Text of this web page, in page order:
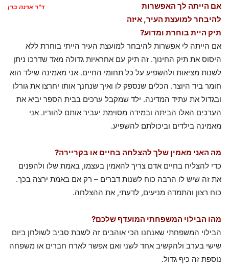
ד"ר ארנה ברן
אם הייתה לך האפשרות
להיבחר למועצת העיר, איזה
תיק היית בוחרת ומדוע?
אם הייתה לי אפשרות להיבחר למועצת העיר הייתי בוחרת ללא
היסוס את תיק החינוך. זה תיק עם אחראיות גדולה מאד שדרכו ניתן
לשנות מציאות ולהשפיע על כל תחומי החיים. אני מאמינה שילד הוא
חומר ביד היוצר. הכלים שנספק לו ואיך שנחנך אותו יחרצו את גורלו
ובגדול את עתיד המדינה. ילד שמקבל ערכים בבית הספר יביא את
הערכים האלו הביתה ובמידה מסוימת יעביר אותם להוריו. אני
מאמינה בילדים וביכולתם להשפיע.
מה האני מאמין שלך להצלחה בחיים או בקריירה?
כדי להצליח בחיים אדם צריך להאמין בעצמו, באמת שלו ולהפנים
את זה שיש לו הרבה כוח לשנות דברים – רק אם באמת ירצה בכך.
כוח רצון והתמדה מניעים, לדעתי, את ההצלחה.
מהו הבילוי המשפחתי המועדף שלכם?
הבילוי המשפחתי שאנחנו הכי אוהבים זה לשבת סביב לשולחן ביום
שישי בערב ולהקשיב אחד לשני ואם אפשר לארח חברים או משפחה
נוספת זה כיף גדול.